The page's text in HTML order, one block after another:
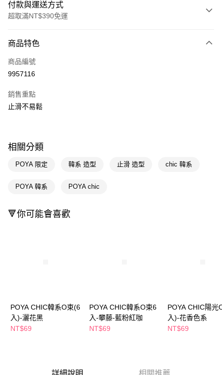
付款與運送方式
超取滿NT$390免運
POYA支付
信用卡一次付款
LINE Pay
街口支付
相關說明
【關於「AFTEE先享後付」】
２．訂單成立數日內，您將收到繳費通知簡訊。
３．收到繳費通知簡訊後14天內，點擊此簡訊中的連結，可透過四大超商／
ATM／網路銀行／等多元方式進行付款，方視為交易完成。
是否繳費成功／繳費後需取消欲退款等相關疑問，請聯繫「AFTEE先享後付
每筆NT$65，滿NT$390(含以上)免運費
萊爾富取貨付款
商品特色
商品編號
9957116
銷售重點
止滑不易鬆
相關分類
POYA 限定 韓系 造型 止滑 造型 chic 韓系
POYA 韓系 POYA chic
🔻你可能會喜歡
POYA CHIC韓系O束(6
入)-灑花黑
NT$69
POYA CHIC韓系O束6
入-攀藤-藍粉紅咖
NT$69
POYA CHIC陽光
入)-花香色系
NT$69
詳細說明 相關推薦